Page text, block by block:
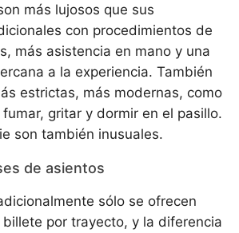
más lujosos que sus
con procedimientos de
más asistencia en mano y una
a la experiencia. También
estrictas, más modernas, como
gritar y dormir en el pasillo.
son también inusuales.
de asientos
sólo se ofrecen
por trayecto, y la diferencia